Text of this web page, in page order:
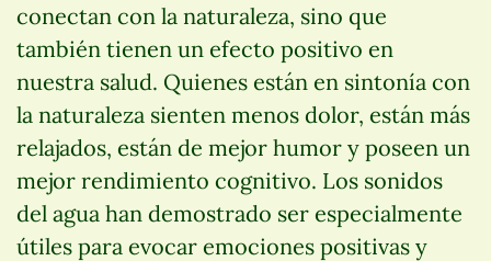
conectan con la naturaleza, sino que
también tienen un efecto positivo en
nuestra salud. Quienes están en sintonía con
la naturaleza sienten menos dolor, están más
relajados, están de mejor humor y poseen un
mejor rendimiento cognitivo. Los sonidos
del agua han demostrado ser especialmente
útiles para evocar emociones positivas y